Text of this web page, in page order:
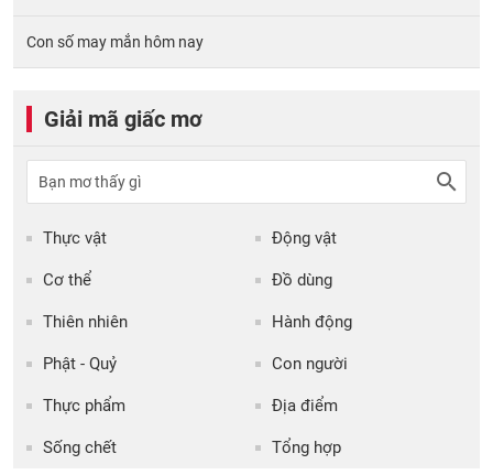
Con số may mắn hôm nay
Giải mã giấc mơ
Thực vật Động vật
Cơ thể Đồ dùng
Thiên nhiên Hành động
Phật - Quỷ Con người
Thực phẩm Địa điểm
Sống chết Tổng hợp